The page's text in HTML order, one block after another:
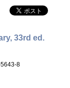
33rd ed.
5643-8